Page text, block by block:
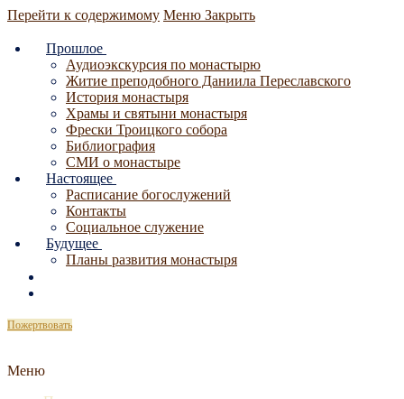
Перейти к содержимому Меню Закрыть
Прошлое
Аудиоэкскурсия по монастырю
Житие преподобного Даниила Переславского
История монастыря
Храмы и святыни монастыря
Фрески Троицкого собора
Библиография
СМИ о монастыре
Настоящее
Расписание богослужений
Контакты
Социальное служение
Будущее
Планы развития монастыря
Пожертвовать
Меню